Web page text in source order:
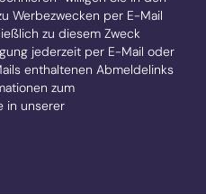
Werbezwecken per E-Mail
zu diesem Zweck
jederzeit per E-Mail oder
enthaltenen Abmeldelinks
zum
in unserer